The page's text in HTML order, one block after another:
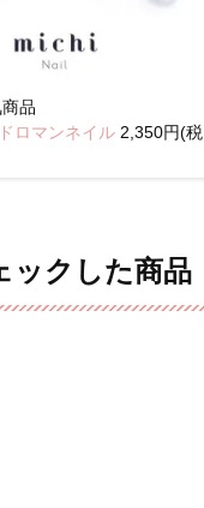
商品
ロマンネイル 2,350円(税
ックした商品